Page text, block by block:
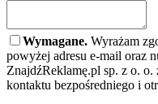
Wymagane. Wyrażam
powyżej adresu e-mail oraz
ZnajdźReklamę.pl sp. z o.
kontaktu bezpośredniego i